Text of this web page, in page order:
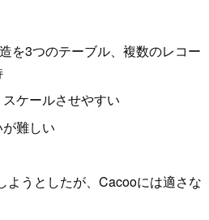
を3つのテーブル、複数のレコー
ケールさせやすい
難しい
ようとしたが、Cacooには適さな